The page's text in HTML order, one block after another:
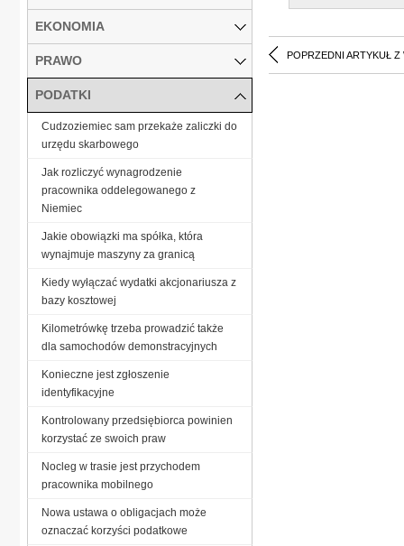
POPRZEDNI ARTYKUŁ Z
EKONOMIA
PRAWO
PODATKI
Cudzoziemiec sam przekaże zaliczki do
urzędu skarbowego
Jak rozliczyć wynagrodzenie
pracownika oddelegowanego z
Niemiec
Jakie obowiązki ma spółka, która
wynajmuje maszyny za granicą
Kiedy wyłączać wydatki akcjonariusza z
bazy kosztowej
Kilometrówkę trzeba prowadzić także
dla samochodów demonstracyjnych
Konieczne jest zgłoszenie
identyfikacyjne
Kontrolowany przedsiębiorca powinien
korzystać ze swoich praw
Nocleg w trasie jest przychodem
pracownika mobilnego
Nowa ustawa o obligacjach może
oznaczać korzyści podatkowe